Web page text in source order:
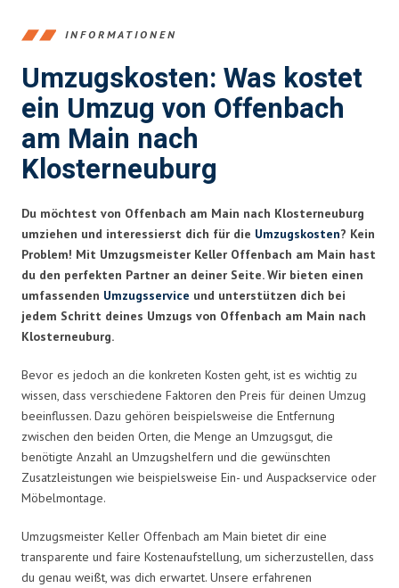
INFORMATIONEN
Umzugskosten: Was kostet
ein Umzug von Offenbach
am Main nach
Klosterneuburg
Du möchtest von Offenbach am Main nach Klosterneuburg
umziehen und interessierst dich für die Umzugskosten? Kein
Problem! Mit Umzugsmeister Keller Offenbach am Main hast
du den perfekten Partner an deiner Seite. Wir bieten einen
umfassenden Umzugsservice und unterstützen dich bei
jedem Schritt deines Umzugs von Offenbach am Main nach
Klosterneuburg.
Bevor es jedoch an die konkreten Kosten geht, ist es wichtig zu
wissen, dass verschiedene Faktoren den Preis für deinen Umzug
beeinflussen. Dazu gehören beispielsweise die Entfernung
zwischen den beiden Orten, die Menge an Umzugsgut, die
benötigte Anzahl an Umzugshelfern und die gewünschten
Zusatzleistungen wie beispielsweise Ein- und Auspackservice oder
Möbelmontage.
Umzugsmeister Keller Offenbach am Main bietet dir eine
transparente und faire Kostenaufstellung, um sicherzustellen, dass
du genau weißt, was dich erwartet. Unsere erfahrenen